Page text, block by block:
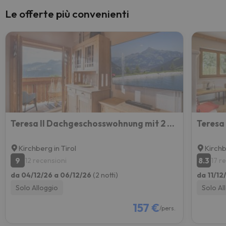
Le offerte più convenienti
Teresa II Dachgeschosswohnung mit 2 Schlafzimmern
Kirchberg in Tirol
9
12 recensioni
da 04/12/26 a 06/12/26 (2 notti)
Solo Alloggio
157 €/pers.
8.3 17
da 11/
Solo